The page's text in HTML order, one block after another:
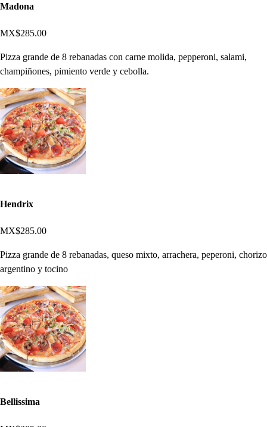
Madona
MX$285.00
Pizza grande de 8 rebanadas con carne molida, pepperoni, salami,
champiñones, pimiento verde y cebolla.
Hendrix
MX$285.00
Pizza grande de 8 rebanadas, queso mixto, arrachera, peperoni, chorizo
argentino y tocino
Bellissima